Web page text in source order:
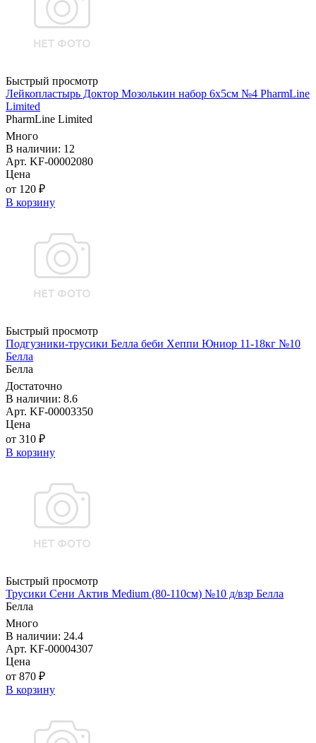
Быстрый просмотр
Лейкопластырь Доктор Мозолькин набор 6х5см №4 PharmLine
Limited
PharmLine Limited
Много
В наличии: 12
Арт. KF-00002080
Цена
от 120 ₽
В корзину
Быстрый просмотр
Подгузники-трусики Белла беби Хеппи Юниор 11-18кг №10
Белла
Белла
Достаточно
В наличии: 8.6
Арт. KF-00003350
Цена
от 310 ₽
В корзину
Быстрый просмотр
Трусики Сени Актив Medium (80-110см) №10 д/взр Белла
Белла
Много
В наличии: 24.4
Арт. KF-00004307
Цена
от 870 ₽
В корзину